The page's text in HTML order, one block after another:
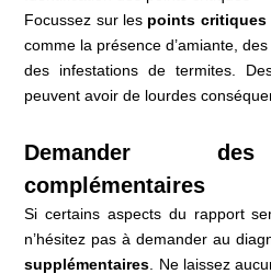
Focussez sur les points critiques
comme la présence d’amiante,
des infestations de termites.
peuvent avoir de lourdes
Demander
complémentaires
Si certains aspects du rapport
n’hésitez pas à demander au
supplémentaires . Ne laissez